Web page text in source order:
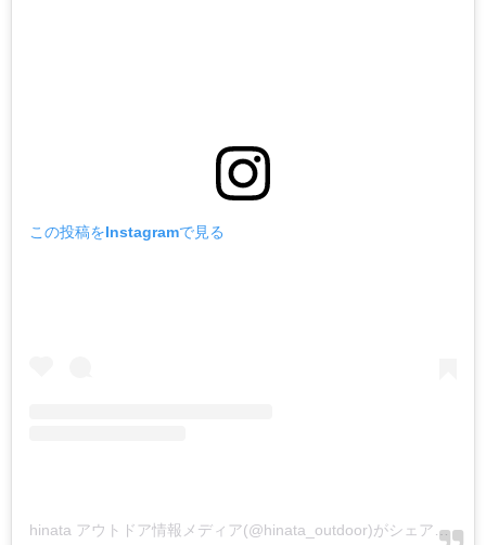
この投稿をInstagramで見る
hinata アウトドア情報メディア(@hinata_outdoor)がシェアした投稿